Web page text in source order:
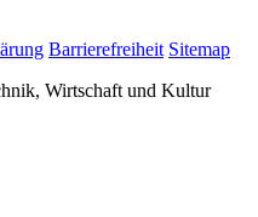
Barrierefreiheit Sitemap
Wirtschaft und Kultur